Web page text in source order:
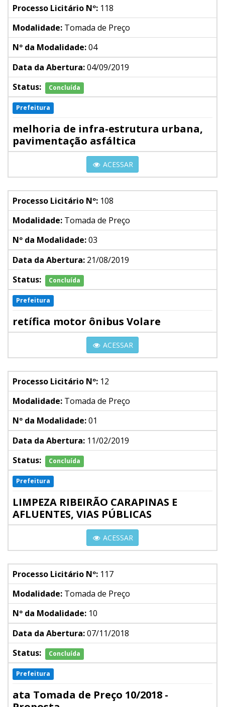
Processo Licitário Nº: 118
Modalidade: Tomada de Preço
Nº da Modalidade:04
Data da Abertura:04/09/2019
Status:
Concluída
Prefeitura
melhoria de infra-estrutura urbana,
pavimentação asfáltica
ACESSAR
Processo Licitário Nº: 108
Modalidade: Tomada de Preço
Nº da Modalidade:03
Data da Abertura: 21/08/2019
Status:
Concluída
Prefeitura
retífica motor ônibus Volare
ACESSAR
Processo Licitário Nº: 12
Modalidade: Tomada de Preço
Nº da Modalidade:01
Data da Abertura: 11/02/2019
Status:
Concluída
Prefeitura
LIMPEZA RIBEIRÃO CARAPINAS E
AFLUENTES, VIAS PÚBLICAS
ACESSAR
Processo Licitário Nº: 117
Modalidade: Tomada de Preço
Nº da Modalidade: 10
Data da Abertura:07/11/2018
Status:
Concluída
Prefeitura
ata Tomada de Preço 10/2018 -